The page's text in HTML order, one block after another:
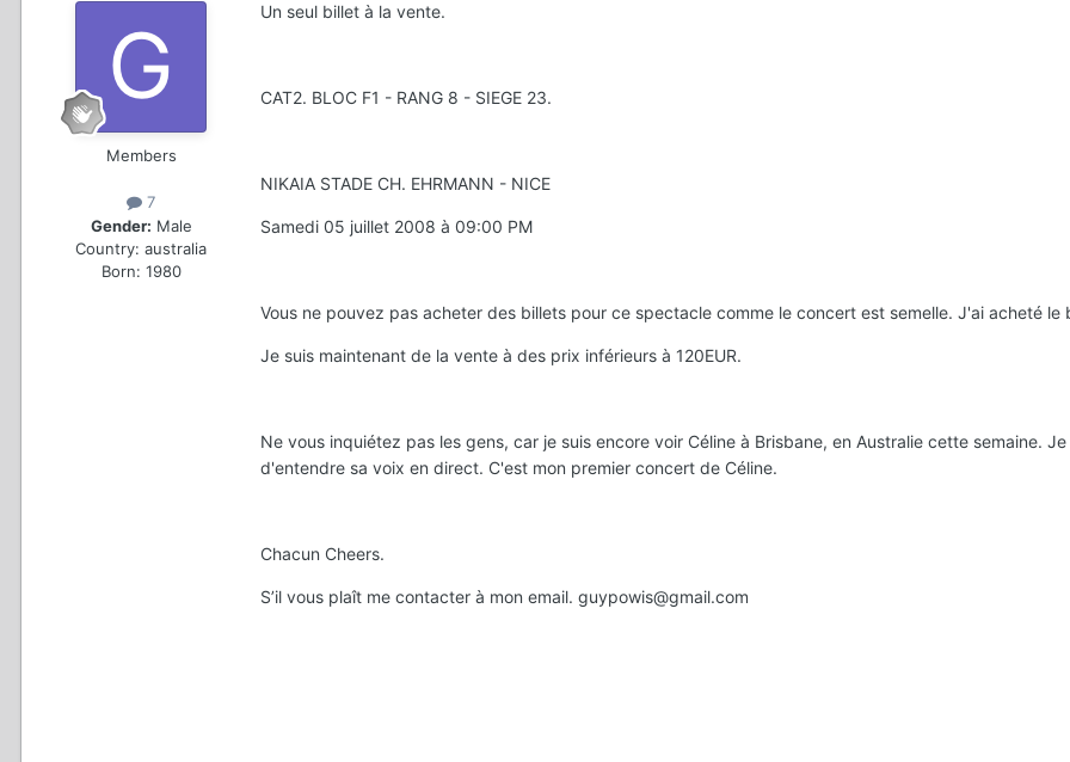
Members
7
Gender: Male
Country: australia
Born: 1980
Un seul billet à la vente.
CAT2. BLOC F1 - RANG 8 - SIEGE 23.
NIKAIA STADE CH. EHRMANN - NICE
Samedi 05 juillet 2008 à 09:00 PM
Vous ne pouvez pas acheter des billets pour ce spectacle comme le concert est semelle. J'ai acheté le
Je suis maintenant de la vente à des prix inférieurs à 120EUR.
Ne vous inquiétez pas les gens, car je suis encore voir Céline à Brisbane, en Australie cette semaine.
d'entendre sa voix en direct. C'est mon premier concert de Céline.
Chacun Cheers.
S’il vous plaît me contacter à mon email. guypowis@gmail.com